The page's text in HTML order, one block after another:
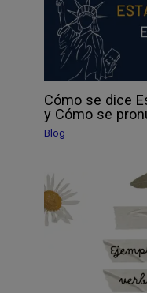
Cómo se dice
y Cómo se
Blog